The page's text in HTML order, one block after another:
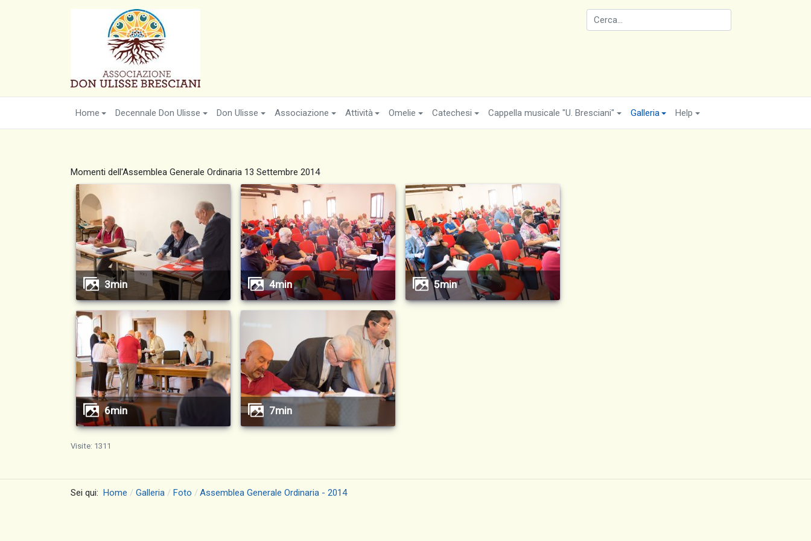
Home Decennale Don Ulisse Don Ulisse Associazione Attività Omelie Catechesi Cappella musicale "U. Bresciani" Galleria Help
Momenti dell'Assemblea Generale Ordinaria 13 Settembre 2014
3min 4min 5min
6min 7min
Visite: 1311
Sei qui: Home Galleria Foto Assemblea Generale Ordinaria - 2014